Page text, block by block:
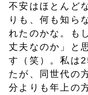
不安はほとんど
りも、何も知ら
れたのかな。も
丈夫なのか」と
す（笑）。私は
たが、同世代の
分よりも年上の